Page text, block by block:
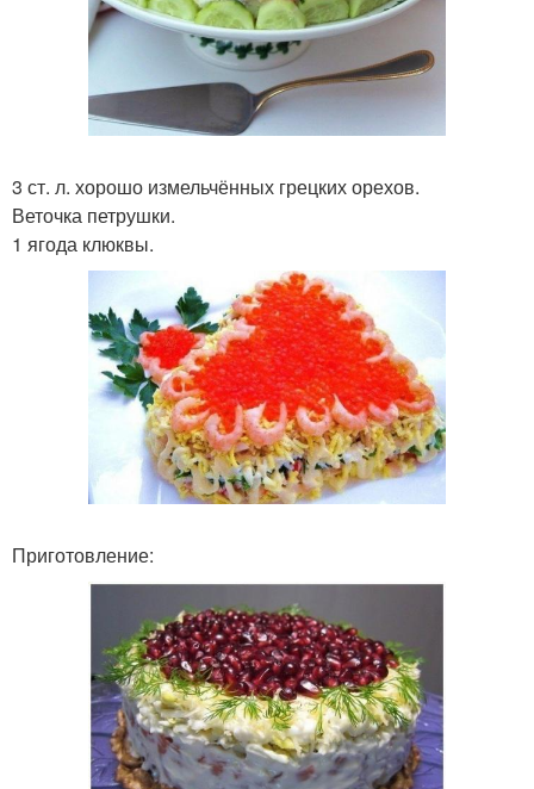
3 ст. л. хорошо измельчённых грецких орехов.
Веточка петрушки.
1 ягода клюквы.
Приготовление: